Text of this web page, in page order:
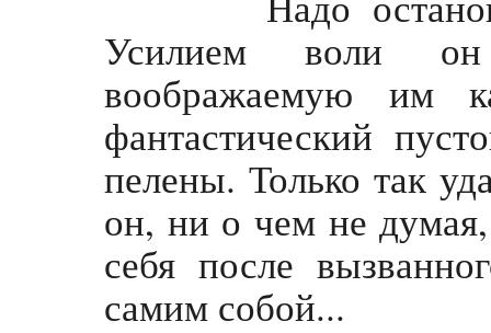
Усилием воли
воображаемую им
фантастический
пелены. Только так
он, ни о чем не
себя после
самим собой...